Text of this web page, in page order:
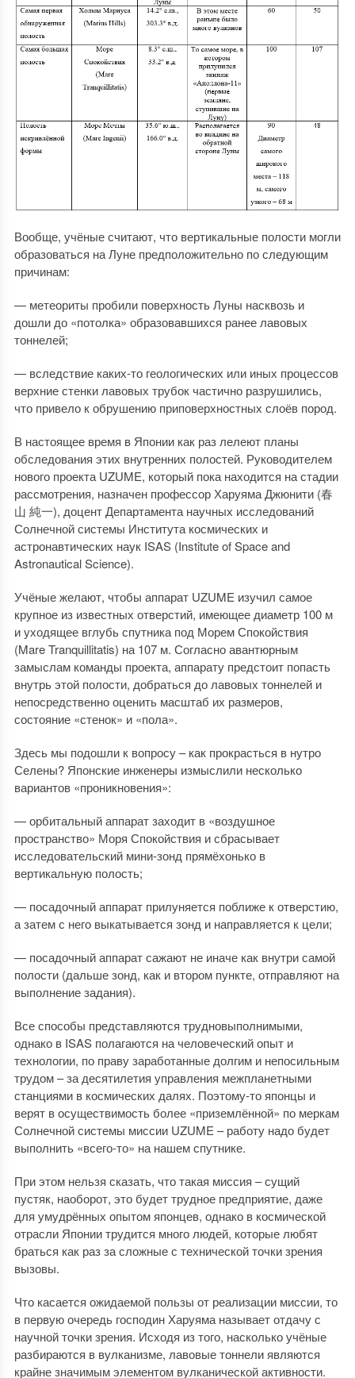
Вообще, учёные считают, что вертикальные полости могли
образоваться на Луне предположительно по следующим
причинам:
— метеориты пробили поверхность Луны насквозь и
дошли до «потолка» образовавшихся ранее лавовых
тоннелей;
— вследствие каких-то геологических или иных процессов
верхние стенки лавовых трубок частично разрушились,
что привело к обрушению приповерхностных слоёв пород.
В настоящее время в Японии как раз лелеют планы
обследования этих внутренних полостей. Руководителем
нового проекта UZUME, который пока находится на стадии
рассмотрения, назначен профессор Харуяма Джюнити (春
山 純一), доцент Департамента научных исследований
Солнечной системы Института космических и
астронавтических наук ISAS (Institute of Space and
Astronautical Science).
Учёные желают, чтобы аппарат UZUME изучил самое
крупное из известных отверстий, имеющее диаметр 100 м
и уходящее вглубь спутника под Морем Спокойствия
(Mare Tranquillitatis) на 107 м. Согласно авантюрным
замыслам команды проекта, аппарату предстоит попасть
внутрь этой полости, добраться до лавовых тоннелей и
непосредственно оценить масштаб их размеров,
состояние «стенок» и «пола».
Здесь мы подошли к вопросу – как прокрасться в нутро
Селены? Японские инженеры измыслили несколько
вариантов «проникновения»:
— орбитальный аппарат заходит в «воздушное
пространство» Моря Спокойствия и сбрасывает
исследовательский мини-зонд прямёхонько в
вертикальную полость;
— посадочный аппарат прилуняется поближе к отверстию,
а затем с него выкатывается зонд и направляется к цели;
— посадочный аппарат сажают не иначе как внутри самой
полости (дальше зонд, как и втором пункте, отправляют на
выполнение задания).
Все способы представляются трудновыполнимыми,
однако в ISAS полагаются на человеческий опыт и
технологии, по праву заработанные долгим и непосильным
трудом – за десятилетия управления межпланетными
станциями в космических далях. Поэтому-то японцы и
верят в осуществимость более «приземлённой» по меркам
Солнечной системы миссии UZUME – работу надо будет
выполнить «всего-то» на нашем спутнике.
При этом нельзя сказать, что такая миссия – сущий
пустяк, наоборот, это будет трудное предприятие, даже
для умудрённых опытом японцев, однако в космической
отрасли Японии трудится много людей, которые любят
браться как раз за сложные с технической точки зрения
вызовы.
Что касается ожидаемой пользы от реализации миссии, то
в первую очередь господин Харуяма называет отдачу с
научной точки зрения. Исходя из того, насколько учёные
разбираются в вулканизме, лавовые тоннели являются
крайне значимым элементом вулканической активности.